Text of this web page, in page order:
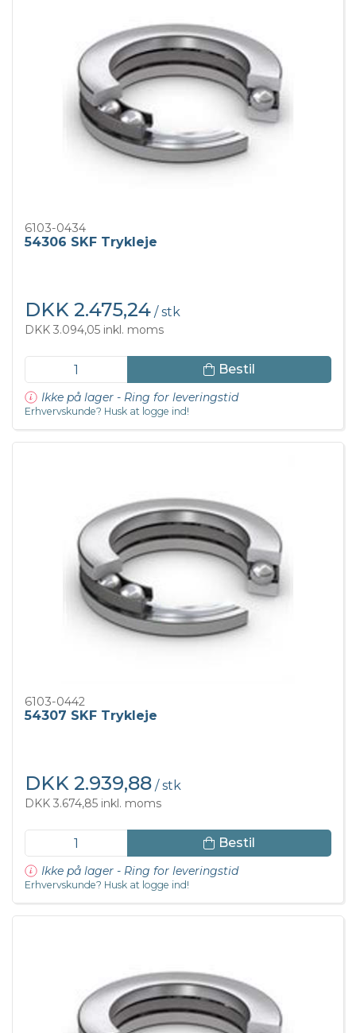
6103-0434
54306 SKF Trykleje
DKK 2.475,24 / stk
DKK 3.094,05 inkl. moms
Bestil
Ikke på lager - Ring for leveringstid
Erhvervskunde? Husk at logge ind!
6103-0442
54307 SKF Trykleje
DKK 2.939,88 / stk
DKK 3.674,85 inkl. moms
Bestil
Ikke på lager - Ring for leveringstid
Erhvervskunde? Husk at logge ind!